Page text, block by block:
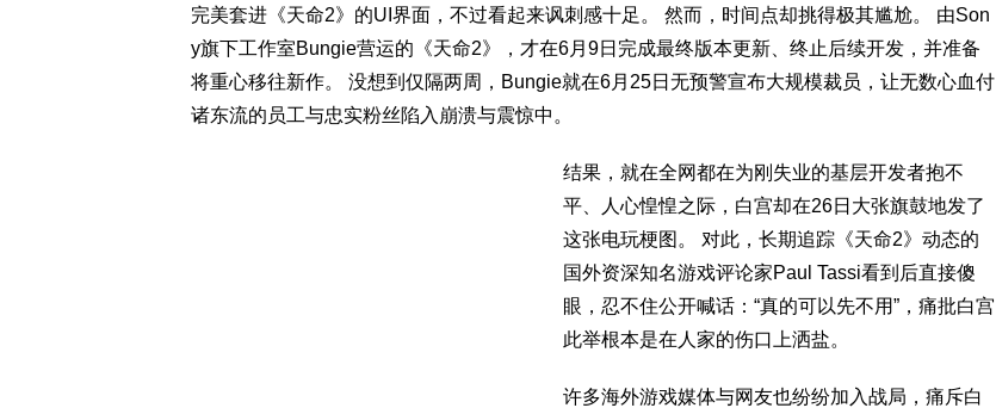
完美套进《天命2》的UI界面，不过看起来讽刺感十足。 然而，时间点却挑得极其尴尬。 由Son
y旗下工作室Bungie营运的《天命2》，才在6月9日完成最终版本更新、终止后续开发，并准备
将重心移往新作。 没想到仅隔两周，Bungie就在6月25日无预警宣布大规模裁员，让无数心血付
诸东流的员工与忠实粉丝陷入崩溃与震惊中。
结果，就在全网都在为刚失业的基层开发者抱不
平、人心惶惶之际，白宫却在26日大张旗鼓地发了
这张电玩梗图。 对此，长期追踪《天命2》动态的
国外资深知名游戏评论家Paul Tassi看到后直接傻
眼，忍不住公开喊话：“真的可以先不用”，痛批白宫
此举根本是在人家的伤口上洒盐。
许多海外游戏媒体与网友也纷纷加入战局，痛斥白